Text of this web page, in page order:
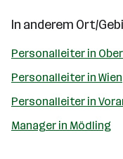
In anderem Ort/
Personalleiter in
Personalleiter in Wien
Personalleiter in
Manager in Mödling